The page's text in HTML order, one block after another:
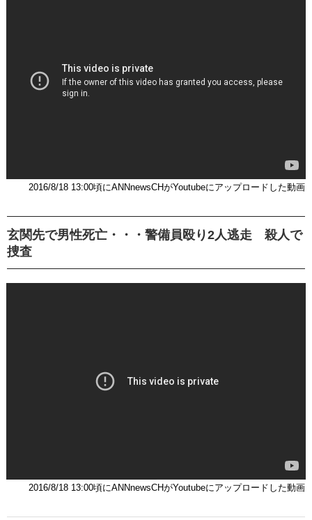
2016/8/18 13:00頃にANNnewsCHがYoutubeにアップロードした動画
玄関先で男性死亡・・・警備員殴り2人逃走 殺人で
捜査
2016/8/18 13:00頃にANNnewsCHがYoutubeにアップロードした動画